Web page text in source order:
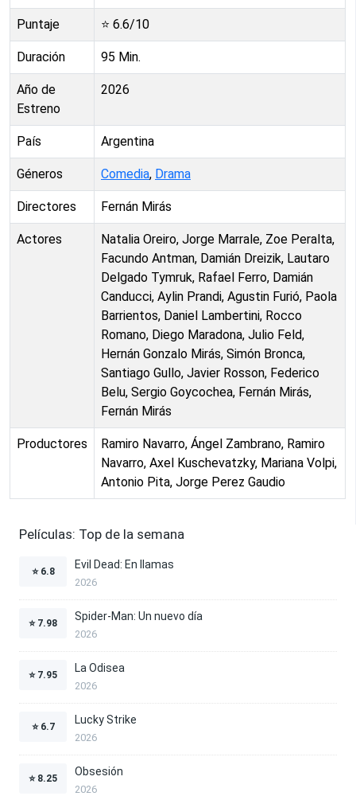
Puntaje ⭐ 6.6/10
Duración 95 Min.
Año de
Estreno
2026
País Argentina
Géneros Comedia, Drama
Directores Fernán Mirás
Actores
Natalia Oreiro, Jorge Marrale, Zoe Peralta,
Facundo Antman, Damián Dreizik, Lautaro
Delgado Tymruk, Rafael Ferro, Damián
Canducci, Aylin Prandi, Agustin Furió, Paola
Barrientos, Daniel Lambertini, Rocco
Romano, Diego Maradona, Julio Feld,
Hernán Gonzalo Mirás, Simón Bronca,
Santiago Gullo, Javier Rosson, Federico
Belu, Sergio Goycochea, Fernán Mirás,
Fernán Mirás
Productores
Ramiro Navarro, Ángel Zambrano, Ramiro
Navarro, Axel Kuschevatzky, Mariana Volpi,
Antonio Pita, Jorge Perez Gaudio
Películas: Top de la semana
⭐ 6.8
Evil Dead: En llamas
2026
⭐ 7.98
Spider-Man: Un nuevo día
2026
⭐ 7.95
La Odisea
2026
⭐ 6.7
Lucky Strike
2026
⭐ 8.25
Obsesión
2026